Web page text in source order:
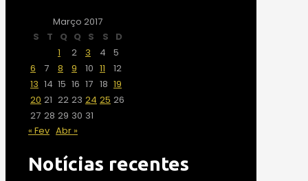
Março 2017
S
T Q Q S S
D
1
2 3 4
5
6
7 8 9 10 11
12
13 14 15 16 17 18 19
20 21 22 23 24 25 26
27 28 29 30 31
« Fev Abr »
Notícias recentes